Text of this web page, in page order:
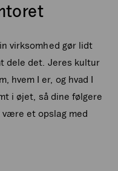
virksomhed gør lidt
dele det. Jeres kultur
hvem I er, og hvad I
i øjet, så dine følgere
et opslag med